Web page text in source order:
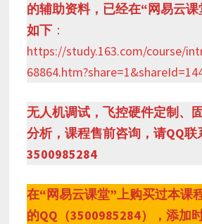
的辅助资料，已经在“网易云
如下：
https://study.163.com/course/
无人机调试，飞控硬件定制、
分析，课程售前咨询，请QQ联
3500985284
在“网易云课堂”上购买过本课
的QQ（3500985284），添加